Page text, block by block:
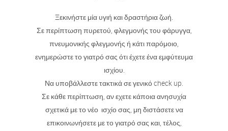
Ξεκινήστε μία υγιή και δραστήρια ζωή.
Σε περίπτωση πυρετού, φλεγμονής του φάρυγγα,
πνευμονικής φλεγμονής ή κάτι παρόμοιο,
ενημερώστε το γιατρό σας ότι έχετε ένα εμφύτευμα
ισχίου.
Να υποβάλλεστε τακτικά σε γενικό check up.
Σε κάθε περίπτωση, αν εχετε κάποια ανησυχία
σχετικά με το νέο ισχίο σας, μη διστάσετε να
επικοινωνήσετε με το γιατρό σας και, τέλος,